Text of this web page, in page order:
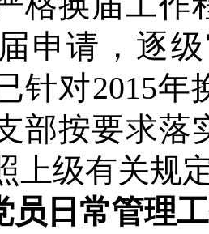
申请，逐
针对2015年
部按要求落
上级有关规
员日常管理